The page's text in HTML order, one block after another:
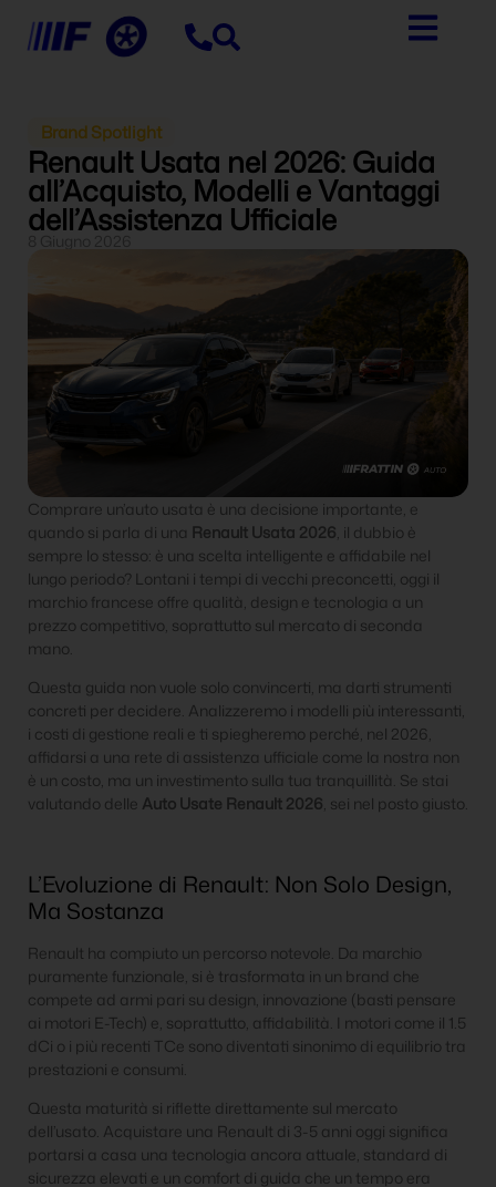
Brand Spotlight
Renault Usata nel 2026: Guida
all’Acquisto, Modelli e Vantaggi
dell’Assistenza Ufficiale
Comprare un’auto usata è una decisione importante, e
quando si parla di una Renault Usata 2026 , il dubbio è
sempre lo stesso: è una scelta intelligente e affidabile nel
lungo periodo? Lontani i tempi di vecchi preconcetti, oggi il
marchio francese offre qualità, design e tecnologia a un
prezzo competitivo, soprattutto sul mercato di seconda
mano.
Questa guida non vuole solo convincerti, ma darti strumenti
concreti per decidere. Analizzeremo i modelli più interessanti,
i costi di gestione reali e ti spiegheremo perché, nel 2026,
affidarsi a una rete di assistenza ufficiale come la nostra non
è un costo, ma un investimento sulla tua tranquillità. Se stai
valutando delle Auto Usate Renault 2026, sei nel posto giusto.
L’Evoluzione di Renault: Non Solo Design,
Ma Sostanza
Renault ha compiuto un percorso notevole. Da marchio
puramente funzionale, si è trasformata in un brand che
compete ad armi pari su design, innovazione (basti pensare
ai motori E-Tech) e, soprattutto, affidabilità. I motori come il 1.5
dCi o i più recenti TCe sono diventati sinonimo di equilibrio tra
prestazioni e consumi.
Questa maturità si riflette direttamente sul mercato
dell’usato. Acquistare una Renault di 3-5 anni oggi significa
portarsi a casa una tecnologia ancora attuale, standard di
sicurezza elevati e un comfort di guida che un tempo era